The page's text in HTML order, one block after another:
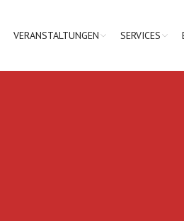
VERANSTALTUNGEN SERVICES